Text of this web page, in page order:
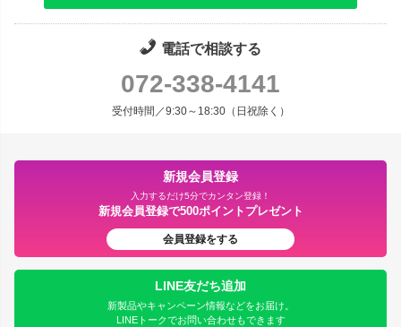
電話で相談する
072-338-4141
受付時間／9:30～18:30（日祝除く）
新規会員登録
入力するだけ5分でカンタン登録！
新規会員登録で500ポイントプレゼント
会員登録をする
LINE友だち追加
新製品やキャンペーン情報などをお届け。
LINEトークでお問い合わせもできます